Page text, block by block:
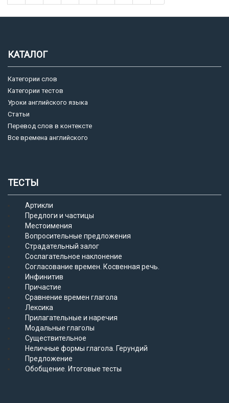
КАТАЛОГ
Категории слов
Категории тестов
Уроки английского языка
Статьи
Перевод слов в контексте
Все времена английского
ТЕСТЫ
Артикли
Предлоги и частицы
Местоимения
Вопросительные предложения
Страдательный залог
Сослагательное наклонение
Согласование времен. Косвенная речь.
Инфинитив
Причастие
Сравнение времен глагола
Лексика
Прилагательные и наречия
Модальные глаголы
Существительное
Неличные формы глагола. Герундий
Предложение
Обобщение. Итоговые тесты